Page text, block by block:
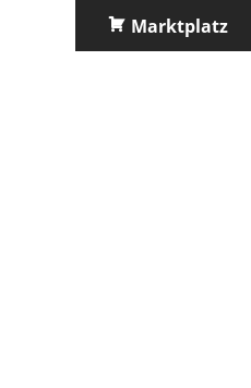
Marktplatz